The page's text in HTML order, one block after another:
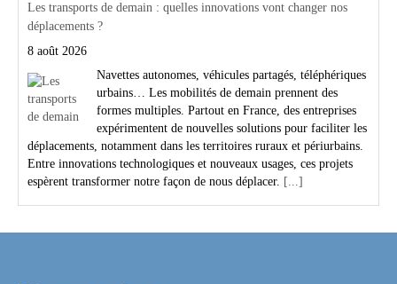
Les transports de demain : quelles innovations vont changer nos
déplacements ?
8 août 2026
Navettes autonomes, véhicules partagés, téléphériques
urbains… Les mobilités de demain prennent des
formes multiples. Partout en France, des entreprises
expérimentent de nouvelles solutions pour faciliter les
déplacements, notamment dans les territoires ruraux et périurbains.
Entre innovations technologiques et nouveaux usages, ces projets
espèrent transformer notre façon de nous déplacer. [...]